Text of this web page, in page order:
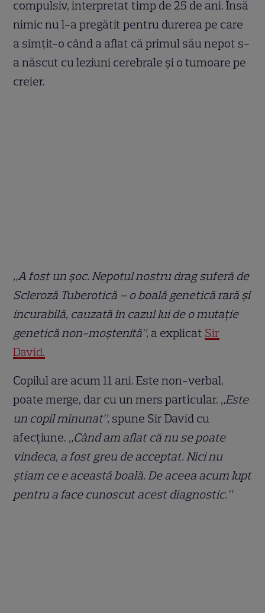
compulsiv, interpretat timp de 25 de ani. Însă
nimic nu l-a pregătit pentru durerea pe care
a simțit-o când a aflat că primul său nepot s-
a născut cu leziuni cerebrale și o tumoare pe
creier.
„A fost un șoc. Nepotul nostru drag suferă de
Scleroză Tuberotică – o boală genetică rară și
incurabilă, cauzată în cazul lui de o mutație
genetică non-moștenită”, a explicat Sir
David.
Copilul are acum 11 ani. Este non-verbal,
poate merge, dar cu un mers particular. „Este
un copil minunat”, spune Sir David cu
afecțiune. „Când am aflat că nu se poate
vindeca, a fost greu de acceptat. Nici nu
știam ce e această boală. De aceea acum lupt
pentru a face cunoscut acest diagnostic.”